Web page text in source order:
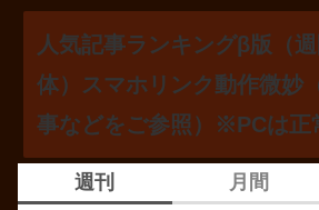
人気記事ランキングβ版（
体）スマホリンク動作微妙
事などをご参照）※PCは正
週刊 月間